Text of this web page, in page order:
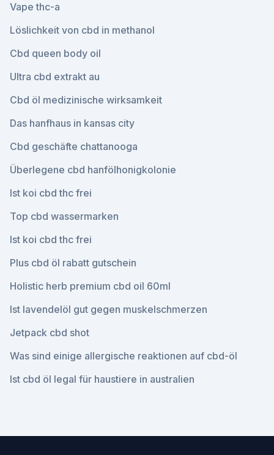
Vape thc-a
Löslichkeit von cbd in methanol
Cbd queen body oil
Ultra cbd extrakt au
Cbd öl medizinische wirksamkeit
Das hanfhaus in kansas city
Cbd geschäfte chattanooga
Überlegene cbd hanfölhonigkolonie
Ist koi cbd thc frei
Top cbd wassermarken
Ist koi cbd thc frei
Plus cbd öl rabatt gutschein
Holistic herb premium cbd oil 60ml
Ist lavendelöl gut gegen muskelschmerzen
Jetpack cbd shot
Was sind einige allergische reaktionen auf cbd-öl
Ist cbd öl legal für haustiere in australien